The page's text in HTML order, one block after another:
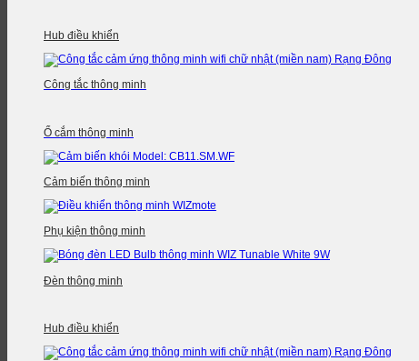
Hub điều khiển
Công tắc thông minh
Ổ cắm thông minh
Cảm biến thông minh
Phụ kiện thông minh
Đèn thông minh
Hub điều khiển